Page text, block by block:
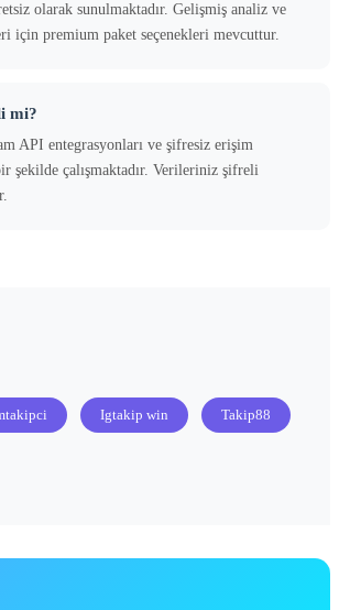
olarak sunulmaktadır. Gelişmiş analiz ve
için premium paket seçenekleri mevcuttur.
mi?
API entegrasyonları ve şifresiz erişim
şekilde çalışmaktadır. Verileriniz şifreli
Igtakip win Takip88